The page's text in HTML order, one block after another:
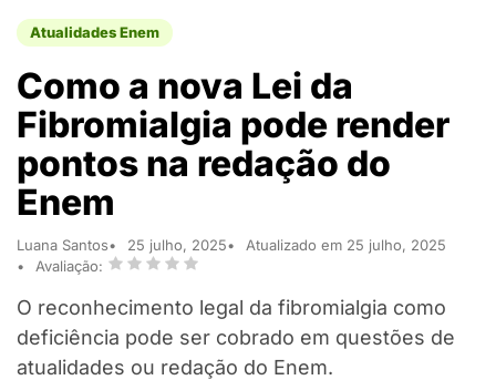
Atualidades Enem
Como a nova Lei da
Fibromialgia pode render
pontos na redação do
Enem
Luana Santos 25 julho, 2025
Atualizado em 25 julho, 2025
Avaliação:
O reconhecimento legal da fibromialgia como
deficiência pode ser cobrado em questões de
atualidades ou redação do Enem.